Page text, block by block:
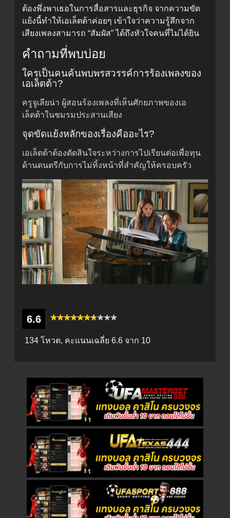
ต้องพึ่งพาเธอในการสื่อสารและธุรกิจ จากความขัด
แย้งนี้ทำให้เอเล็ตต้าค่อยๆ เข้าใจว่าความรู้สึกจาก
เสียงเพลงสามารถ “สัมผัส” ได้ถึงหัวใจคนที่ไม่ได้ยิน
คำถามที่พบบ่อย
ใครเป็นคนค้นพบพรสวรรค์การร้องเพลงของ
เอเล็ตต้า?
ครูจูเลียน่า ผู้สอนร้องเพลงที่เห็นศักยภาพของเอ
เล็ตต้าในชมรมประสานเสียง
จุดขัดแย้งหลักของเรื่องคืออะไร?
เอเล็ตต้าต้องตัดสินใจระหว่างการไปเรียนต่อเพื่อทุน
ด้านดนตรีกับการไม่ทิ้งหน้าที่สำคัญให้ครอบครัว
6.6
134 โหวต, คะแนนเฉลี่ย 6.6 จาก 10